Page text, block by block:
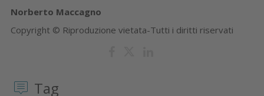
Norberto Maccagno
Copyright © Riproduzione vietata-Tutti i diritti riservati
Tag